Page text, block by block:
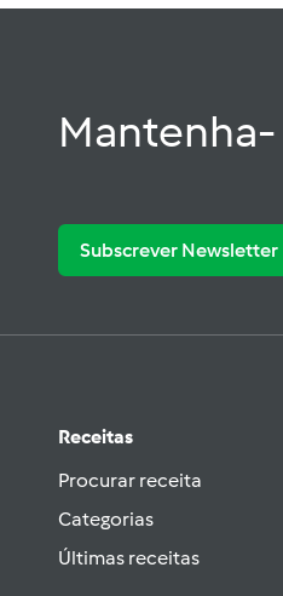
Mantenha-
Subscrever Newsletter
Receitas
Procurar receita
Categorias
Últimas receitas